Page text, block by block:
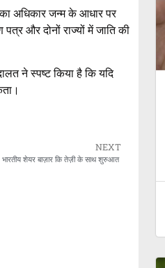
अधिकार जन्म के आधार पर
पत्र और दोनों राज्यों में जाति की
ने स्पष्ट किया है कि यदि
NEXT
भारतीय शेयर बाज़ार कि तेज़ी के साथ शुरुआत